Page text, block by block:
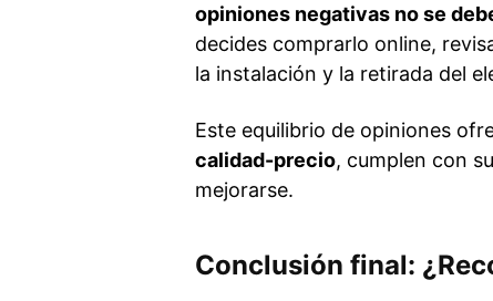
opiniones negativas no se
decides comprarlo online,
la instalación y la retirada del
Este equilibrio de opiniones
calidad-precio, cumplen con
mejorarse.
Conclusión final: